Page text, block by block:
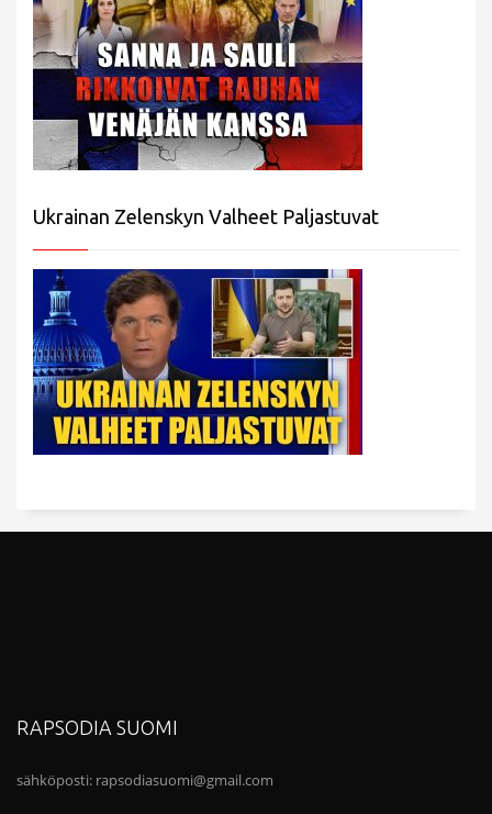
Ukrainan Zelenskyn Valheet Paljastuvat
RAPSODIA SUOMI
sähköposti: rapsodiasuomi@gmail.com